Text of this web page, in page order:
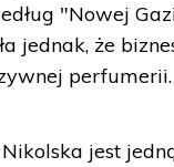
"Nowej
jednak, że
perfumerii.
jest